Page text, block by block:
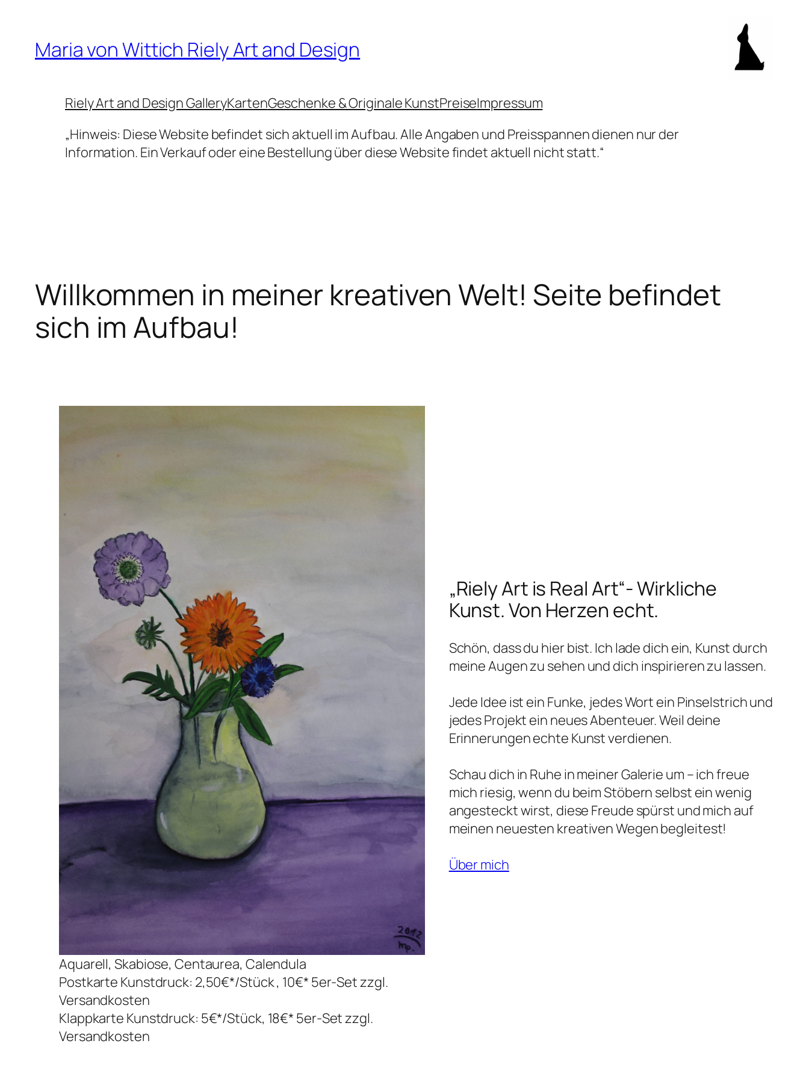
springenMaria von Wittich Riely Art and Design
Riely Art and Design GalleryKartenGeschenke & Originale KunstPreiseImpressum
„Hinweis: Diese Website befindet sich aktuell im Aufbau. Alle Angaben und Preisspannen dienen nur der
Information. Ein Verkauf oder eine Bestellung über diese Website findet aktuell nicht statt.“
Willkommen in meiner kreativen Welt! Seite befindet
sich im Aufbau!
Aquarell, Skabiose, Centaurea, Calendula
Postkarte Kunstdruck: 2,50€*/Stück , 10€* 5er-Set zzgl.
Versandkosten
Klappkarte Kunstdruck: 5€*/Stück, 18€* 5er-Set zzgl.
Versandkosten
„Riely Art is Real Art“- Wirkliche
Kunst. Von Herzen echt.
Schön, dass du hier bist. Ich lade dich ein, Kunst durch
meine Augen zu sehen und dich inspirieren zu lassen.
Jede Idee ist ein Funke, jedes Wort ein Pinselstrich und
jedes Projekt ein neues Abenteuer. Weil deine
Erinnerungen echte Kunst verdienen.
Schau dich in Ruhe in meiner Galerie um – ich freue
mich riesig, wenn du beim Stöbern selbst ein wenig
angesteckt wirst, diese Freude spürst und mich auf
meinen neuesten kreativen Wegen begleitest!
Über mich